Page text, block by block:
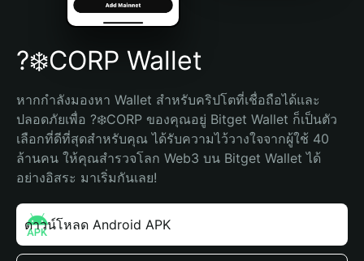
Español (Argentina)
?‍❄️CORP Wallet
หากกำลังมองหา Wallet สำหรับคริปโตที่เชื่อถือได้และ
ปลอดภัยเพื่อ ?‍❄️CORP ของคุณอยู่ Bitget Wallet ก็เป็นตัว
เลือกที่ดีที่สุดสำหรับคุณ ได้รับความไว้วางใจจากผู้ใช้ 40
ล้านคน ให้คุณสำรวจโลก Web3 บน Bitget Wallet ได้
อย่างอิสระ มาเริ่มกันเลย!
ดาวน์โหลด Android APK